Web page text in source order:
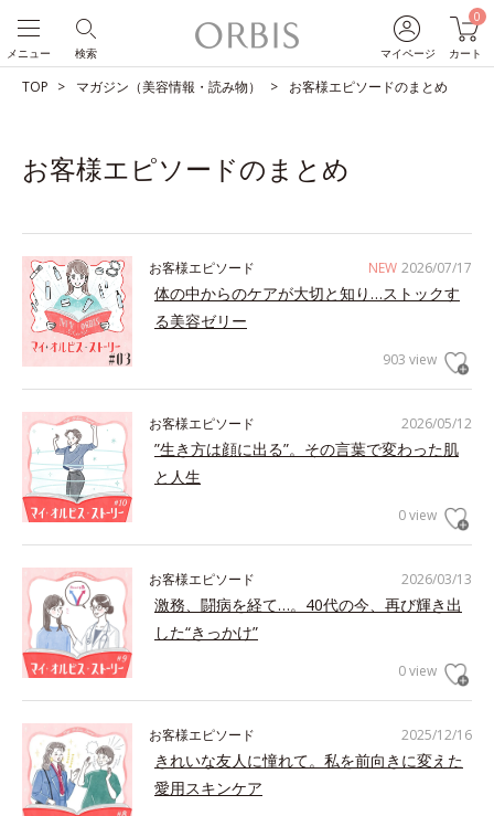
マイページ
0
カート
検索
メニュー
TOP マガジン（美容情報・読み物） お客様エピソードのまとめ
お客様エピソードのまとめ
NEW 2026/07/17
お客様エピソード
体の中からのケアが大切と知り…ストックす
る美容ゼリー
903 view
2026/05/12
お客様エピソード
”生き方は顔に出る”。その言葉で変わった肌
と人生
0 view
2026/03/13
お客様エピソード
激務、闘病を経て…。40代の今、再び輝き出
した“きっかけ”
0 view
2025/12/16
お客様エピソード
きれいな友人に憧れて。私を前向きに変えた
愛用スキンケア